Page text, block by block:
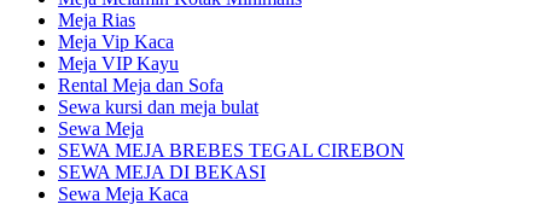
Meja Rias
Meja Vip Kaca
Meja VIP Kayu
Rental Meja dan Sofa
Sewa kursi dan meja bulat
Sewa Meja
SEWA MEJA BREBES TEGAL CIREBON
SEWA MEJA DI BEKASI
Sewa Meja Kaca